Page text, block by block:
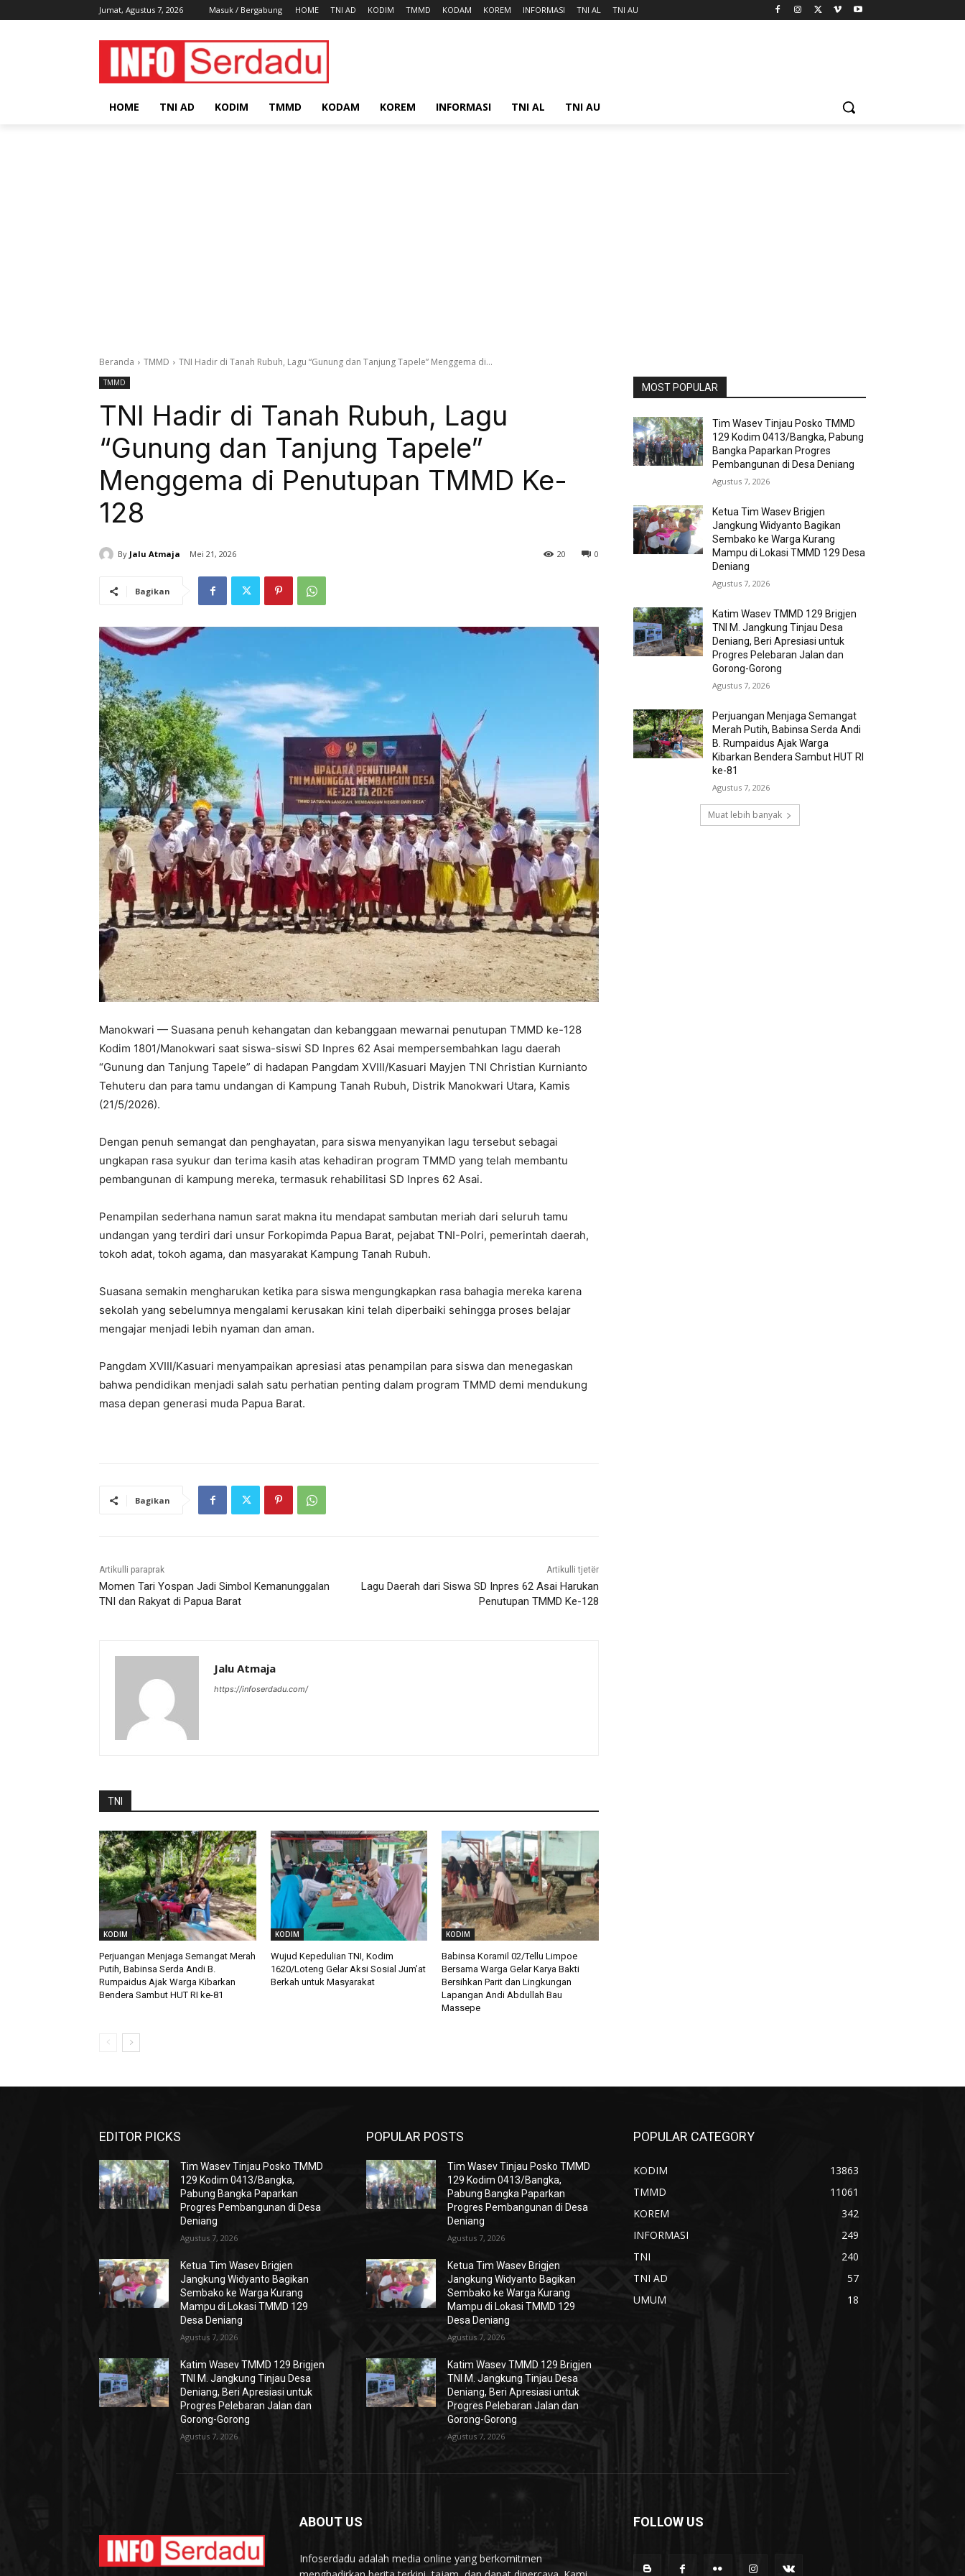
Jumat, Agustus 7, 2026 Masuk / Bergabung HOME TNI AD KODIM TMMD KODAM KOREM INFORMASI TNI AL TNI AU
HOME TNI AD KODIM TMMD KODAM KOREM INFORMASI TNI AL TNI AU
Beranda TMMD TNI Hadir di Tanah Rubuh, Lagu “Gunung dan Tanjung Tapele” Menggema di...
TMMD
TNI Hadir di Tanah Rubuh, Lagu
“Gunung dan Tanjung Tapele”
Menggema di Penutupan TMMD Ke-
128
By Jalu Atmaja Mei 21, 2026 0
20
Bagikan
Manokwari — Suasana penuh kehangatan dan kebanggaan mewarnai penutupan TMMD ke-128
Kodim 1801/Manokwari saat siswa-siswi SD Inpres 62 Asai mempersembahkan lagu daerah
“Gunung dan Tanjung Tapele” di hadapan Pangdam XVIII/Kasuari Mayjen TNI Christian Kurnianto
Tehuteru dan para tamu undangan di Kampung Tanah Rubuh, Distrik Manokwari Utara, Kamis
(21/5/2026).
Dengan penuh semangat dan penghayatan, para siswa menyanyikan lagu tersebut sebagai
ungkapan rasa syukur dan terima kasih atas kehadiran program TMMD yang telah membantu
pembangunan di kampung mereka, termasuk rehabilitasi SD Inpres 62 Asai.
Penampilan sederhana namun sarat makna itu mendapat sambutan meriah dari seluruh tamu
undangan yang terdiri dari unsur Forkopimda Papua Barat, pejabat TNI-Polri, pemerintah daerah,
tokoh adat, tokoh agama, dan masyarakat Kampung Tanah Rubuh.
Suasana semakin mengharukan ketika para siswa mengungkapkan rasa bahagia mereka karena
sekolah yang sebelumnya mengalami kerusakan kini telah diperbaiki sehingga proses belajar
mengajar menjadi lebih nyaman dan aman.
Pangdam XVIII/Kasuari menyampaikan apresiasi atas penampilan para siswa dan menegaskan
bahwa pendidikan menjadi salah satu perhatian penting dalam program TMMD demi mendukung
masa depan generasi muda Papua Barat.
Bagikan
Artikulli paraprak
Momen Tari Yospan Jadi Simbol Kemanunggalan
TNI dan Rakyat di Papua Barat
Artikulli tjetër
Lagu Daerah dari Siswa SD Inpres 62 Asai Harukan
Penutupan TMMD Ke-128
Jalu Atmaja
https://infoserdadu.com/
TNI
KODIM
Perjuangan Menjaga Semangat Merah
Putih, Babinsa Serda Andi B.
Rumpaidus Ajak Warga Kibarkan
Bendera Sambut HUT RI ke-81
KODIM
Wujud Kepedulian TNI, Kodim
1620/Loteng Gelar Aksi Sosial Jum’at
Berkah untuk Masyarakat
KODIM
Babinsa Koramil 02/Tellu Limpoe
Bersama Warga Gelar Karya Bakti
Bersihkan Parit dan Lingkungan
Lapangan Andi Abdullah Bau
Massepe
MOST POPULAR
Tim Wasev Tinjau Posko TMMD
129 Kodim 0413/Bangka, Pabung
Bangka Paparkan Progres
Pembangunan di Desa Deniang
Agustus 7, 2026
Ketua Tim Wasev Brigjen
Jangkung Widyanto Bagikan
Sembako ke Warga Kurang
Mampu di Lokasi TMMD 129 Desa
Deniang
Agustus 7, 2026
Katim Wasev TMMD 129 Brigjen
TNI M. Jangkung Tinjau Desa
Deniang, Beri Apresiasi untuk
Progres Pelebaran Jalan dan
Gorong-Gorong
Agustus 7, 2026
Perjuangan Menjaga Semangat
Merah Putih, Babinsa Serda Andi
B. Rumpaidus Ajak Warga
Kibarkan Bendera Sambut HUT RI
ke-81
Agustus 7, 2026
Muat lebih banyak
EDITOR PICKS
Tim Wasev Tinjau Posko TMMD
129 Kodim 0413/Bangka,
Pabung Bangka Paparkan
Progres Pembangunan di Desa
Deniang
Agustus 7, 2026
Ketua Tim Wasev Brigjen
Jangkung Widyanto Bagikan
Sembako ke Warga Kurang
Mampu di Lokasi TMMD 129
Desa Deniang
Agustus 7, 2026
Katim Wasev TMMD 129 Brigjen
TNI M. Jangkung Tinjau Desa
Deniang, Beri Apresiasi untuk
Progres Pelebaran Jalan dan
Gorong-Gorong
Agustus 7, 2026
POPULAR POSTS
Tim Wasev Tinjau Posko TMMD
129 Kodim 0413/Bangka,
Pabung Bangka Paparkan
Progres Pembangunan di Desa
Deniang
Agustus 7, 2026
Ketua Tim Wasev Brigjen
Jangkung Widyanto Bagikan
Sembako ke Warga Kurang
Mampu di Lokasi TMMD 129
Desa Deniang
Agustus 7, 2026
Katim Wasev TMMD 129 Brigjen
TNI M. Jangkung Tinjau Desa
Deniang, Beri Apresiasi untuk
Progres Pelebaran Jalan dan
Gorong-Gorong
Agustus 7, 2026
POPULAR CATEGORY
KODIM
13863
TMMD
11061
KOREM
342
INFORMASI
249
TNI
240
TNI AD
57
UMUM
18
ABOUT US
Infoserdadu adalah media online yang berkomitmen
FOLLOW US